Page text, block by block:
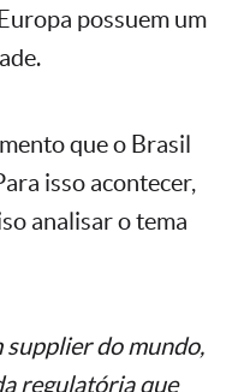
possuem um
que o Brasil
isso acontecer,
analisar o tema
supplier do mundo,
regulatória que